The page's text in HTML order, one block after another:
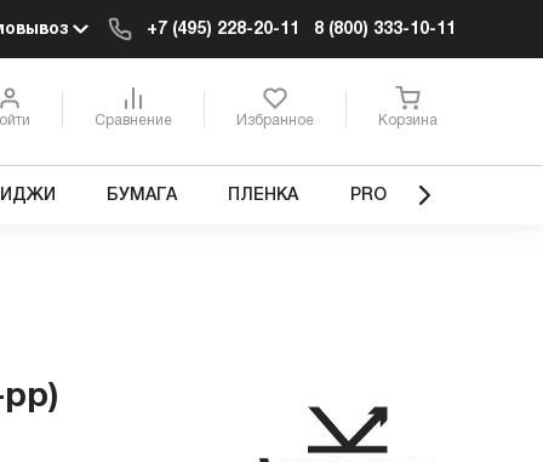
+7 (495) 228-20-11 8 (800) 333-10-11
Сравнение Избранное Корзина
БУМАГА ПЛЕНКА PRO